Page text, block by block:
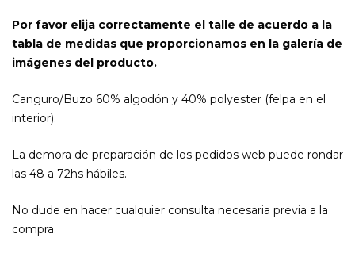
Por favor elija correctamente el talle de acuerdo a la
tabla de medidas que proporcionamos en la galería de
imágenes del producto.
Canguro/Buzo 60% algodón y 40% polyester (felpa en el
interior).
La demora de preparación de los pedidos web puede rondar
las 48 a 72hs hábiles.
No dude en hacer cualquier consulta necesaria previa a la
compra.